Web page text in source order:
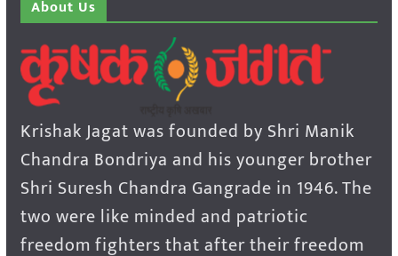
About Us
Krishak Jagat was founded by Shri Manik
Chandra Bondriya and his younger brother
Shri Suresh Chandra Gangrade in 1946. The
two were like minded and patriotic
freedom fighters that after their freedom